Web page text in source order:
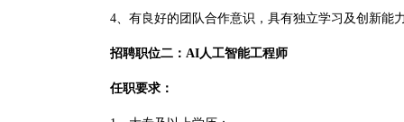
4、有良好的团队合作意识，具有独立学习及创新能
招聘职位二：AI人工智能工程师
任职要求：